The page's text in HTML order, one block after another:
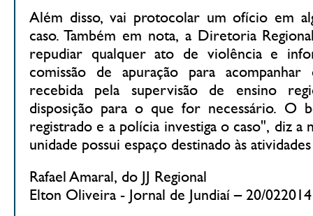
Além disso, vai protocolar um ofício em
caso. Também em nota, a Diretoria
repudiar qualquer ato de violência e
comissão de apuração para
recebida pela supervisão de ensino
disposição para o que for necessário. O
registrado e a polícia investiga o caso", diz a
unidade possui espaço destinado às
Rafael Amaral, do JJ Regional
Elton Oliveira - Jornal de Jundiaí – 20/022014